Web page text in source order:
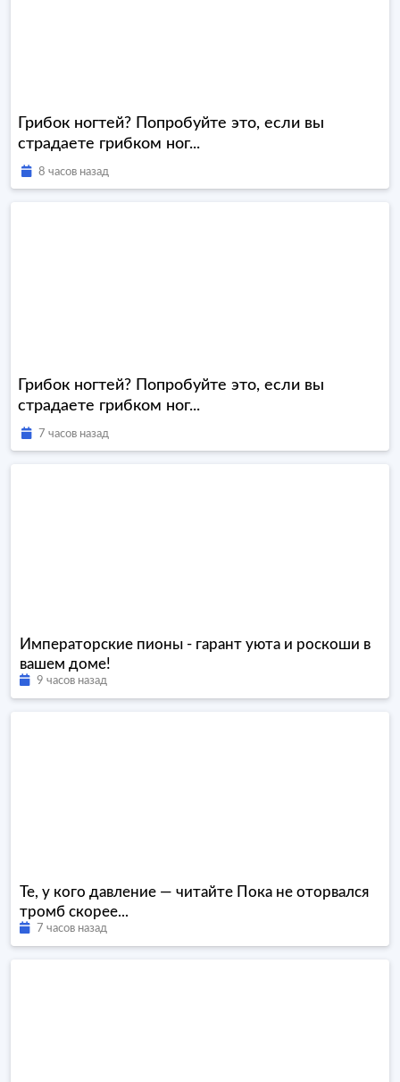
Грибок ногтей? Попробуйте это, если вы
страдаете грибком ног...
8 часов назад
Грибок ногтей? Попробуйте это, если вы
страдаете грибком ног...
7 часов назад
Императорские пионы - гарант уюта и роскоши в
вашем доме!
9 часов назад
Те, у кого давление — читайте Пока не оторвался
тромб скорее...
7 часов назад